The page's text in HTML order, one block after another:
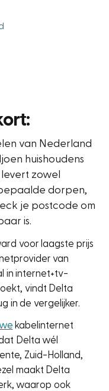
van Nederland
huishoudens
zowel
dorpen,
je postcode om
is.
voor laagste prijs
van
in internet+tv-
vindt Delta
in de vergelijker.
kabelinternet
Delta wél
Zuid-Holland,
maakt Delta
waarop ook